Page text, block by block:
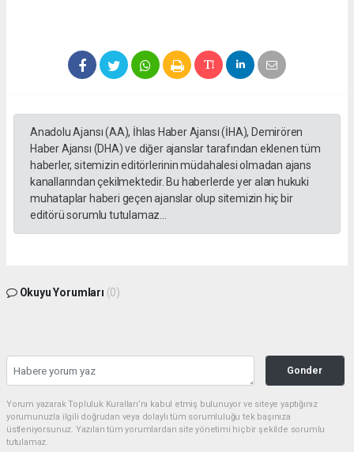
Anadolu Ajansı (AA), İhlas Haber Ajansı (İHA), Demirören
Haber Ajansı (DHA) ve diğer ajanslar tarafından eklenen tüm
haberler, sitemizin editörlerinin müdahalesi olmadan ajans
kanallarından çekilmektedir. Bu haberlerde yer alan hukuki
muhataplar haberi geçen ajanslar olup sitemizin hiç bir
editörü sorumlu tutulamaz...
Okuyu Yorumları (0)
Gonder
Yorum yazarak Topluluk Kuralları’nı kabul etmiş bulunuyor ve siteye yaptığınız
yorumunuzla ilgili doğrudan veya dolaylı tüm sorumluluğu tek başınıza
üstleniyorsunuz. Yazılan tüm yorumlardan site yönetimi hiçbir şekilde sorumlu
tutulamaz.